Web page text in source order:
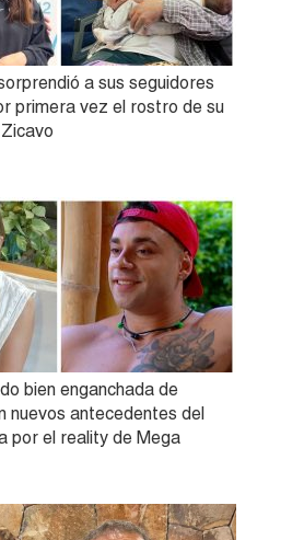
a sus seguidores
primera vez el rostro de su
bien enganchada de
nuevos antecedentes del
por el reality de Mega